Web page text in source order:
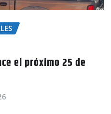
el próximo 25 de